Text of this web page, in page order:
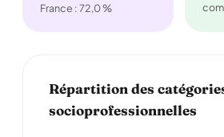
France : 72,0 %
Répartition des
socioprofessionnelles